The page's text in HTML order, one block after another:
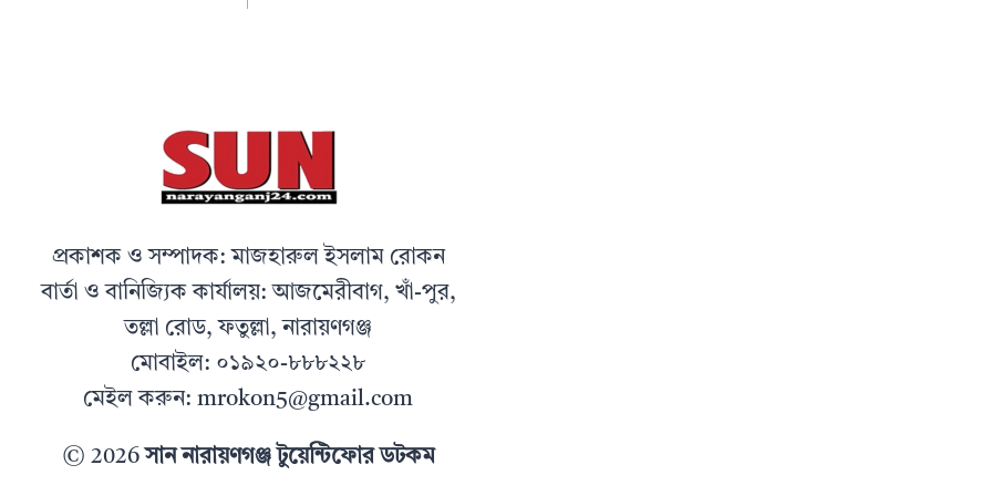
প্রকাশক ও সম্পাদক: মাজহারুল ইসলাম রোকন
বার্তা ও বানিজ্যিক কার্যালয়: আজমেরীবাগ, খাঁ-পুর,
তল্লা রোড, ফতুল্লা, নারায়ণগঞ্জ
মোবাইল: ০১৯২০-৮৮৮২২৮
মেইল করুন: mrokon5@gmail.com
© 2026 সান নারায়ণগঞ্জ টুয়েন্টিফোর ডটকম